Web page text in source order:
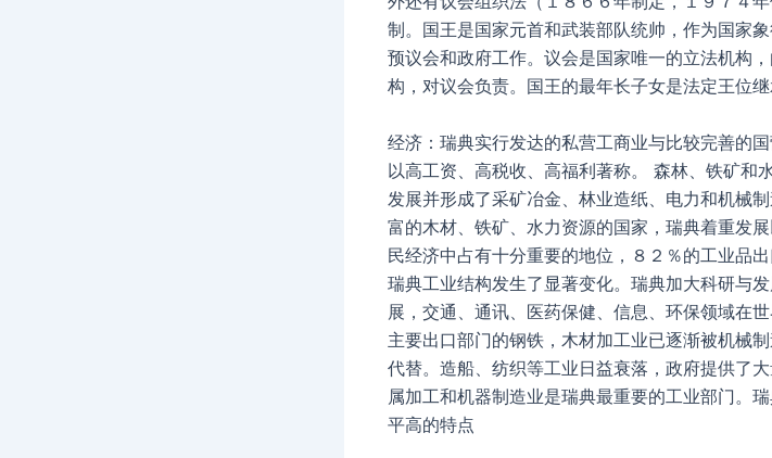
制。国王是国家元首和武装部队统帅，作为国家
预议会和政府工作。议会是国家唯一的立法机构
构，对议会负责。国王的最年长子女是法定王位继
经济：瑞典实行发达的私营工商业与比较完善的
以高工资、高税收、高福利著称。 森林、铁矿和
发展并形成了采矿冶金、林业造纸、电力和机械
富的木材、铁矿、水力资源的国家，瑞典着重发
民经济中占有十分重要的地位，８２％的工业品
瑞典工业结构发生了显著变化。瑞典加大科研与
展，交通、通讯、医药保健、信息、环保领域在
主要出口部门的钢铁，木材加工业已逐渐被机械
代替。造船、纺织等工业日益衰落，政府提供了
属加工和机器制造业是瑞典最重要的工业部门。
平高的特点